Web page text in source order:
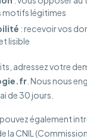
motifs légitimes
: recevoir vos
lisible
adressez votre
. Nous nous
de 30 jours.
également
la CNIL